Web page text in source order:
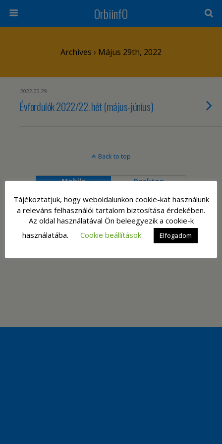
OrbiinfO
Archives › Május 29th, 2022
2022.05.29.
Évfordulók 2022/22. hét (május-június)
Back to top
Mobile Desktop
Tájékoztatjuk, hogy weboldalunkon cookie-kat használunk
a releváns felhasználói tartalom biztosítása érdekében.
Az oldal használatával Ön beleegyezik a cookie-k
használatába.
Cookie beállítások Elfogadom